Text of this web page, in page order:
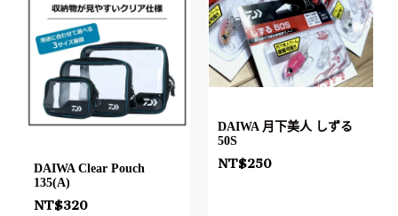
DAIWA Clear Pouch
135(A)
NT$320
DAIWA 月下美人 しずる
50S
NT$250